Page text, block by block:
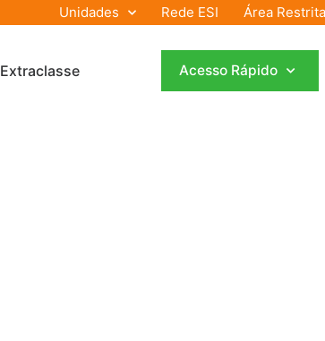
Unidades Rede ESI Área Restrita
Extraclasse Acesso Rápido